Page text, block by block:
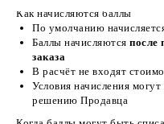
Как начисляются баллы
По умолчанию
Баллы начисляются после
заказа
В расчёт не входят
Условия начисления
решению Продавца